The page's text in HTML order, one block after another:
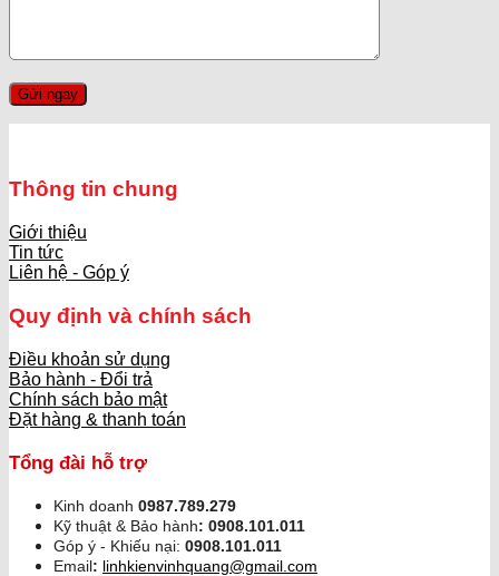
Thông tin chung
Giới thiệu
Tin tức
Liên hệ - Góp ý
Quy định và chính sách
Điều khoản sử dụng
Bảo hành - Đổi trả
Chính sách bảo mật
Đặt hàng & thanh toán
Tổng đài hỗ trợ
Kinh doanh 0987.789.279
Kỹ thuật & Bảo hành: 0908.101.011
Góp ý - Khiếu nại: 0908.101.011
Email: linhkienvinhquang@gmail.com